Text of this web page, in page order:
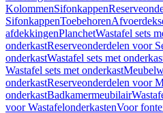
KolommenSifonkappen
SifonkappenToebehoren
afdekkingenPlanchetWastafel sets
onderkastReserveonderdelen voor
onderkastWastafel sets met
Wastafel sets met onderkast
onderkastReserveonderdelen voor
onderkastBadkamermeubilair
voor WastafelonderkastenVoor